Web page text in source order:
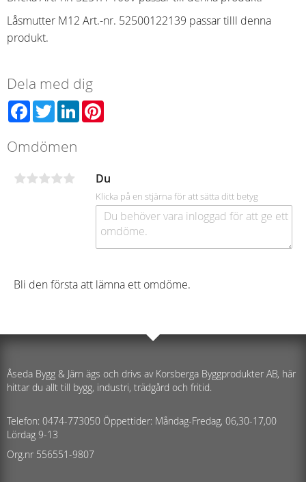
Låsmutter M12 Art.-nr. 52500122139 passar tilll denna
produkt.
Dela med dig
Facebook
TwitterLinkedIn
Omdömen
Du
Klicka på en stjärna för att sätta ditt betyg
Bli den första att lämna ett omdöme.
Åseda Bygg & Järn ägs och drivs av Korsberga Byggprodukter AB, här
hittar du allt till bygg, industri, trädgård och fritid.
Telefon: 0474-773050 Öppettider: Måndag-Fredag, 06,30-17,00
Lördag 9-13
Org.nr 556551-9807